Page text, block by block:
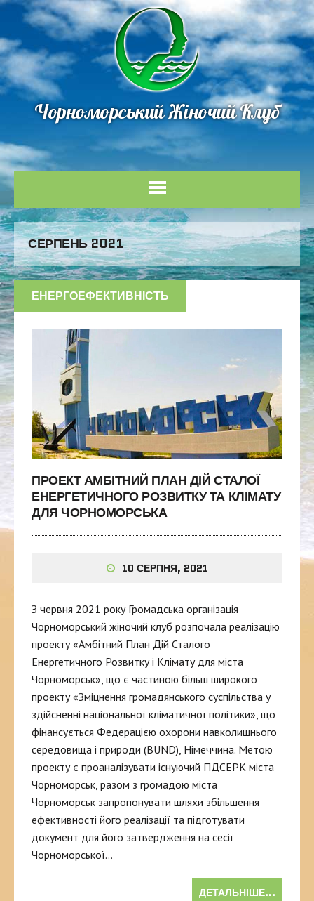
Чорноморський Жіночий Клуб
СЕРПЕНЬ 2021
ЕНЕРГОЕФЕКТИВНІСТЬ
ПРОЕКТ АМБІТНИЙ ПЛАН ДІЙ СТАЛОЇ
ЕНЕРГЕТИЧНОГО РОЗВИТКУ ТА КЛІМАТУ
ДЛЯ ЧОРНОМОРСЬКА
10 СЕРПНЯ, 2021
З червня 2021 року Громадська організація
Чорноморський жіночий клуб розпочала реалізацію
проекту «Амбітний План Дій Сталого
Енергетичного Розвитку і Клімату для міста
Чорноморськ», що є частиною більш широкого
проекту «Зміцнення громадянського суспільства у
здійсненні національної кліматичної політики», що
фінансується Федерацією охорони навколишнього
середовища і природи (BUND), Німеччина. Метою
проекту є проаналізувати існуючий ПДСЕРК міста
Чорноморськ, разом з громадою міста
Чорноморськ запропонувати шляхи збільшення
ефективності його реалізації та підготувати
документ для його затвердження на сесії
Чорноморської…
ДЕТАЛЬНІШЕ...